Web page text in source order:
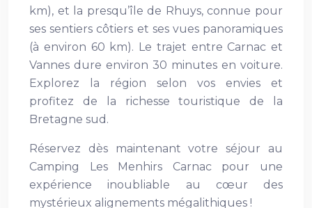
km), et la presqu’île de Rhuys, connue pour
ses sentiers côtiers et ses vues panoramiques
(à environ 60 km). Le trajet entre Carnac et
Vannes dure environ 30 minutes en voiture.
Explorez la région selon vos envies et
profitez de la richesse touristique de la
Bretagne sud.
Réservez dès maintenant votre séjour au
Camping Les Menhirs Carnac pour une
expérience inoubliable au cœur des
mystérieux alignements mégalithiques !